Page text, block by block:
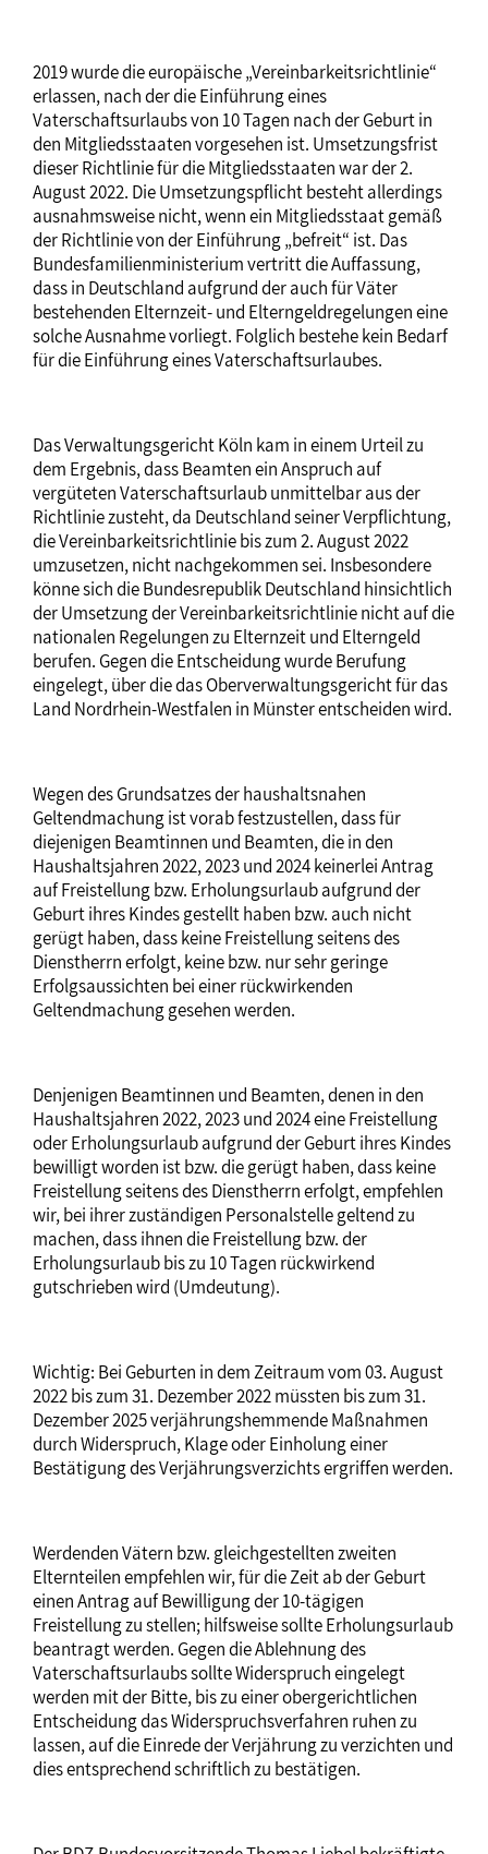
2019 wurde die europäische „Vereinbarkeitsrichtlinie“
erlassen, nach der die Einführung eines
Vaterschaftsurlaubs von 10 Tagen nach der Geburt in
den Mitgliedsstaaten vorgesehen ist. Umsetzungsfrist
dieser Richtlinie für die Mitgliedsstaaten war der 2.
August 2022. Die Umsetzungspflicht besteht allerdings
ausnahmsweise nicht, wenn ein Mitgliedsstaat gemäß
der Richtlinie von der Einführung „befreit“ ist. Das
Bundesfamilienministerium vertritt die Auffassung,
dass in Deutschland aufgrund der auch für Väter
bestehenden Elternzeit- und Elterngeldregelungen eine
solche Ausnahme vorliegt. Folglich bestehe kein Bedarf
für die Einführung eines Vaterschaftsurlaubes.
Das Verwaltungsgericht Köln kam in einem Urteil zu
dem Ergebnis, dass Beamten ein Anspruch auf
vergüteten Vaterschaftsurlaub unmittelbar aus der
Richtlinie zusteht, da Deutschland seiner Verpflichtung,
die Vereinbarkeitsrichtlinie bis zum 2. August 2022
umzusetzen, nicht nachgekommen sei. Insbesondere
könne sich die Bundesrepublik Deutschland hinsichtlich
der Umsetzung der Vereinbarkeitsrichtlinie nicht auf die
nationalen Regelungen zu Elternzeit und Elterngeld
berufen. Gegen die Entscheidung wurde Berufung
eingelegt, über die das Oberverwaltungsgericht für das
Land Nordrhein-Westfalen in Münster entscheiden wird.
Wegen des Grundsatzes der haushaltsnahen
Geltendmachung ist vorab festzustellen, dass für
diejenigen Beamtinnen und Beamten, die in den
Haushaltsjahren 2022, 2023 und 2024 keinerlei Antrag
auf Freistellung bzw. Erholungsurlaub aufgrund der
Geburt ihres Kindes gestellt haben bzw. auch nicht
gerügt haben, dass keine Freistellung seitens des
Dienstherrn erfolgt, keine bzw. nur sehr geringe
Erfolgsaussichten bei einer rückwirkenden
Geltendmachung gesehen werden.
Denjenigen Beamtinnen und Beamten, denen in den
Haushaltsjahren 2022, 2023 und 2024 eine Freistellung
oder Erholungsurlaub aufgrund der Geburt ihres Kindes
bewilligt worden ist bzw. die gerügt haben, dass keine
Freistellung seitens des Dienstherrn erfolgt, empfehlen
wir, bei ihrer zuständigen Personalstelle geltend zu
machen, dass ihnen die Freistellung bzw. der
Erholungsurlaub bis zu 10 Tagen rückwirkend
gutschrieben wird (Umdeutung).
Wichtig: Bei Geburten in dem Zeitraum vom 03. August
2022 bis zum 31. Dezember 2022 müssten bis zum 31.
Dezember 2025 verjährungshemmende Maßnahmen
durch Widerspruch, Klage oder Einholung einer
Bestätigung des Verjährungsverzichts ergriffen werden.
Werdenden Vätern bzw. gleichgestellten zweiten
Elternteilen empfehlen wir, für die Zeit ab der Geburt
einen Antrag auf Bewilligung der 10-tägigen
Freistellung zu stellen; hilfsweise sollte Erholungsurlaub
beantragt werden. Gegen die Ablehnung des
Vaterschaftsurlaubs sollte Widerspruch eingelegt
werden mit der Bitte, bis zu einer obergerichtlichen
Entscheidung das Widerspruchsverfahren ruhen zu
lassen, auf die Einrede der Verjährung zu verzichten und
dies entsprechend schriftlich zu bestätigen.